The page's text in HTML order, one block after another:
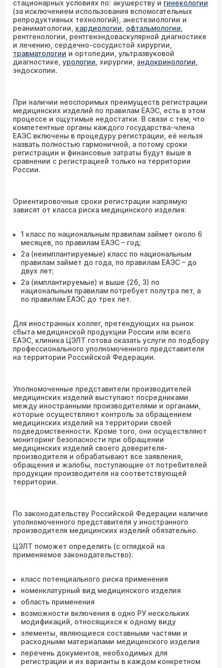
стационарных условиях по: акушерству и гинекологии
(за исключением использования вспомогательных
репродуктивных технологий), анестезиологии и
реаниматологии, кардиологии офтальмологии
рентгенологии, рентгенэндоваскулярной диагностике
и лечению, сердечно-сосудистой хирургии,
травматологии и ортопедии, ультразвуковой
диагностике, урологии , хирургии, эндокринологии
эндоскопии.
При наличии неоспоримых преимуществ регистрации
медицинских изделий по правилам ЕАЭС, есть в этом
процессе и ощутимые недостатки. В связи с тем, что
компетентные органы каждого государства-члена
ЕАЭС включены в процедуру регистрации, её нельзя
назвать полностью гармоничной, а потому сроки
регистрации и финансовые затраты будут выше в
сравнении с регистрацией только на территории
России.
Ориентировочные сроки регистрации напрямую
зависят от класса риска медицинского изделия:
1 класс по национальным правилам займет около 6
месяцев, по правилам ЕАЭС – год;
2а (неимплантируемые) класс по национальным
правилам займет до года, по правилам ЕАЭС – до
двух лет;
2а (имплантируемые) и выше (2б, 3) по
национальным правилам потребует полутра лет, а
по правилам ЕАЭС до трех лет.
Для иностранных коллег, претендующих на рынок
сбыта медицинской продукции России или всего
ЕАЭС, клиника ЦЭЛТ готова оказать услуги по подбору
профессионального уполномоченного представителя
на территории Российской Федерации.
Уполномоченные представители производителей
медицинских изделий выступают посредниками
между иностранными производителями и органами,
которые осуществляют контроль за обращением
медицинских изделий на территории своей
подведомственности. Кроме того, они осуществляют
мониторинг безопасности при обращении
медицинских изделий своего доверителя-
производителя и обрабатывают все заявления,
обращения и жалобы, поступающие от потребителей
продукции производителя на соответствующей
территории.
По законодательству Российской Федерации наличие
уполномоченного представителя у иностранного
производителя медицинских изделий обязательно.
ЦЭЛТ поможет определить (с оглядкой на
применяемое законодательство):
класс потенциального риска применения
номенклатурный вид медицинского изделия
область применения
возможности включения в одно РУ нескольких
модификаций, относящихся к одному виду
элементы, являющиеся составными частями и
расходными материалами медицинского изделия
перечень документов, необходимых для
регистрации и их варианты в каждом конкретном